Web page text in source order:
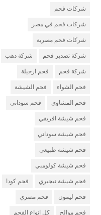
شركات فحم
شركات فحم في مصر
شركات فحم مصرية
شركة تصدير فحم شركة دهب
شركة فحم فحم ارجيلة
فحم الشواء فحم الشيشة
فحم المشاوي فحم سوداني
فحم شيشة افريقي
فحم شيشة سوداني
فحم شيشة طبيعي
فحم شيشة كولومبي
فحم شيشة نيجيري فحم كودا
فحم ليمون فحم مصري
فحم موالح كل انواع الفحم